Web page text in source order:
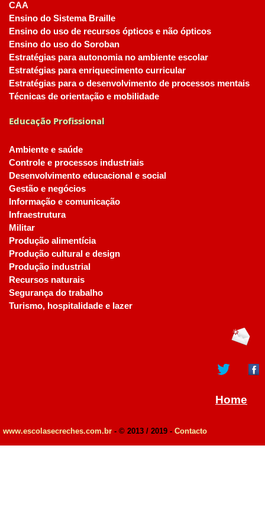
CAA
Ensino do Sistema Braille
Ensino do uso de recursos ópticos e não ópticos
Ensino do uso do Soroban
Estratégias para autonomia no ambiente escolar
Estratégias para enriquecimento curricular
Estratégias para o desenvolvimento de processos mentais
Técnicas de orientação e mobilidade
Educação Profissional
Ambiente e saúde
Controle e processos industriais
Desenvolvimento educacional e social
Gestão e negócios
Informação e comunicação
Infraestrutura
Militar
Produção alimentícia
Produção cultural e design
Produção industrial
Recursos naturais
Segurança do trabalho
Turismo, hospitalidade e lazer
Home
www.escolasecreches.com.br - © 2013 / 2019 - Contacto